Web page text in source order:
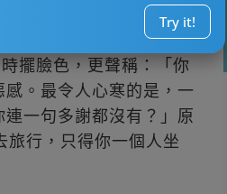
Try it!
擺臉色，更聲稱：「你
。最令人心寒的是，一
一句多謝都沒有？」原
行，只得你一個人坐